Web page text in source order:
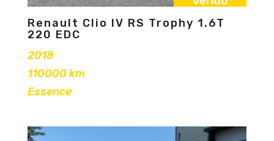
Renault Clio IV RS Trophy 1.6T
220 EDC
2018
110000 km
Essence